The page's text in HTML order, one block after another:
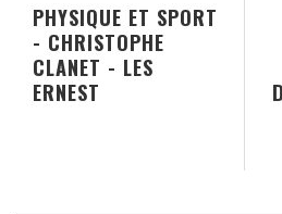
PHYSIQUE ET SPORT
- CHRISTOPHE
CLANET - LES
ERNEST